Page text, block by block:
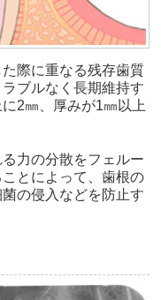
際に重なる残存歯質
ブルなく長期維持す
2㎜、厚みが1㎜以上
力の分散をフェルー
とによって、歯根の
の侵入などを防止す